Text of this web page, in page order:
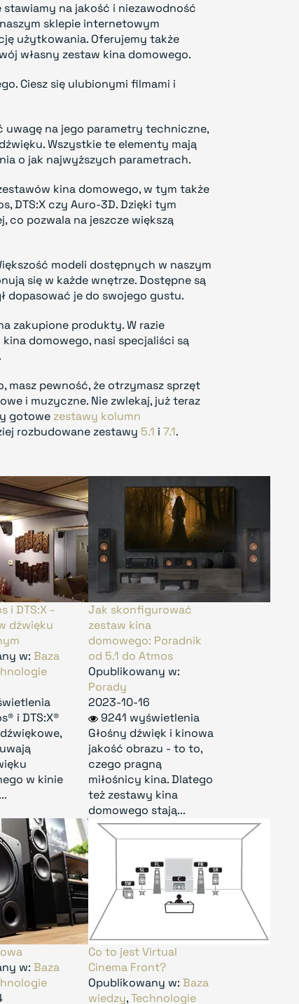
na jakość i niezawodność
sklepie internetowym
użytkowania. Oferujemy także
własny zestaw kina domowego.
Ciesz się ulubionymi filmami i
uwagę na jego parametry techniczne,
Wszystkie te elementy mają
o jak najwyższych parametrach.
kina domowego, w tym także
DTS:X czy Auro-3D. Dzięki tym
pozwala na jeszcze większą
modeli dostępnych w naszym
się w każde wnętrze. Dostępne są
dopasować je do swojego gustu.
zakupione produkty. W razie
domowego, nasi specjaliści są
masz pewność, że otrzymasz sprzęt
i muzyczne. Nie zwlekaj, już teraz
gotowe zestawy kolumn
rozbudowane zestawy 5.1 i 7.1.
i DTS:X -
dźwięku
w: Baza
i DTS:X®
w kinie
Jak skonfigurować
zestaw kina
domowego: Poradnik
od 5.1 do Atmos
Opublikowany w:
Porady
2023-10-16
9241 wyświetlenia
Głośny dźwięk i kinowa
jakość obrazu - to to,
czego pragną
miłośnicy kina. Dlatego
też zestawy kina
domowego stają...
w: Baza
Co to jest Virtual
Cinema Front?
Opublikowany w:Baza
wiedzy,Technologie